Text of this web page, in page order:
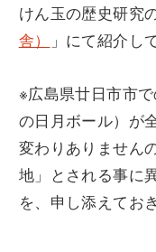
けん玉の歴史研究
舎）
」にて紹介し
※広島県廿日市市
の日月ボール）が
変わりありません
地」とされる事に
を、申し添えてお